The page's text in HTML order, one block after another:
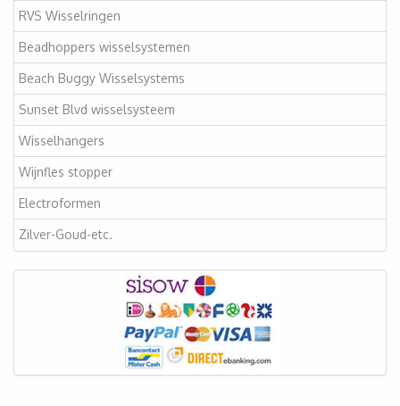
RVS Wisselringen
Beadhoppers wisselsystemen
Beach Buggy Wisselsystems
Sunset Blvd wisselsysteem
Wisselhangers
Wijnfles stopper
Electroformen
Zilver-Goud-etc.